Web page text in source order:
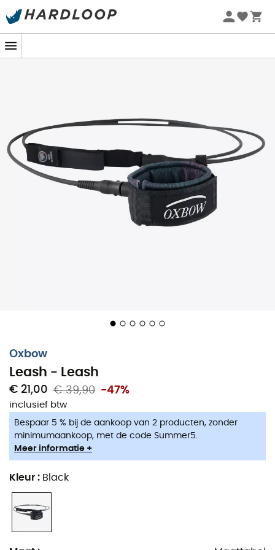
Zomeraanbiedingen 🔥 -5% EXTRA vanaf 2 producten* met
Oxbow
Leash - Leash
€ 21,00 € 39,90 -47%
inclusief btw
Bespaar 5 % bij de aankoop van 2 producten, zonder
minimumaankoop, met de code Summer5.
Meer informatie +
Kleur : Black